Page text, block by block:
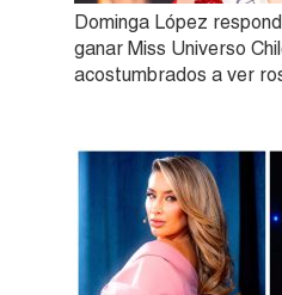
Dominga López
ganar Miss Universo
acostumbrados a ver